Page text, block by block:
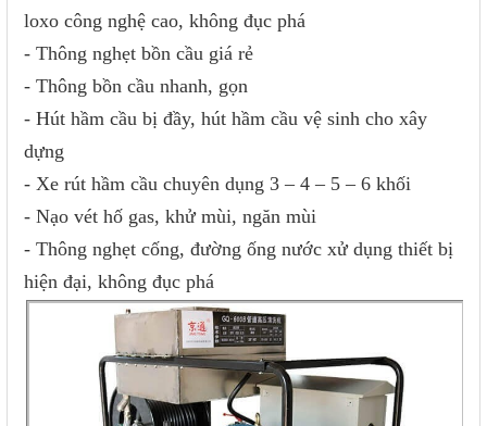
loxo công nghệ cao, không đục phá
- Thông nghẹt bồn cầu giá rẻ
- Thông bồn cầu nhanh, gọn
- Hút hầm cầu bị đầy, hút hầm cầu vệ sinh cho xây
dựng
- Xe rút hầm cầu chuyên dụng 3 – 4 – 5 – 6 khối
- Nạo vét hố gas, khử mùi, ngăn mùi
- Thông nghẹt cống, đường ống nước xử dụng thiết bị
hiện đại, không đục phá